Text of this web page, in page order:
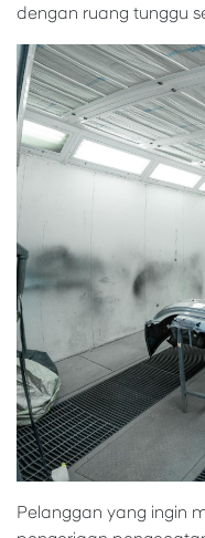
dengan ruang tunggu
Pelanggan yang ingin